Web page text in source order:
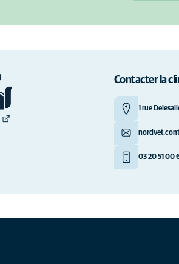
Contacter la
1 rue
03 20 51 00